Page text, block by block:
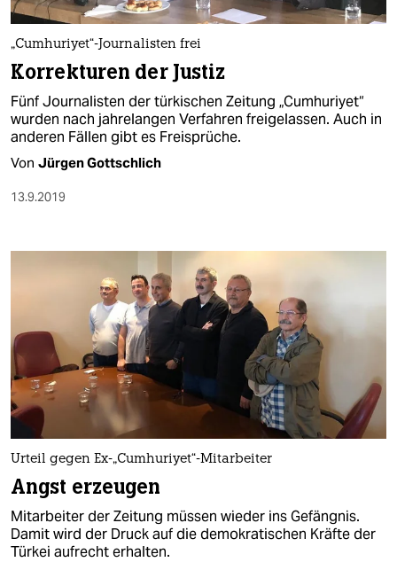
nord
wahrheit
verlag
verlag
veranstaltungen
unterstützen
abo
genossenschaft
epaper login
„Cumhuriyet“-Journalisten frei
Korrekturen der Justiz
Fünf Journalisten der türkischen Zeitung „Cumhuriyet“
wurden nach jahrelangen Verfahren freigelassen. Auch in
anderen Fällen gibt es Freisprüche.
Von Jürgen Gottschlich
13.9.2019
Urteil gegen Ex-„Cumhuriyet“-Mitarbeiter
Angst erzeugen
Mitarbeiter der Zeitung müssen wieder ins Gefängnis.
Damit wird der Druck auf die demokratischen Kräfte der
Türkei aufrecht erhalten.